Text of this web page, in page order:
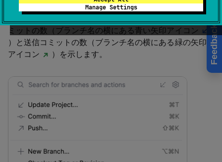
Manage Settings
Feedback
ミットの数（ブランチ名の横にある青い矢印アイコン
）と送信コミットの数（ブランチ名の横にある緑の矢印
アイコン
）を示します。